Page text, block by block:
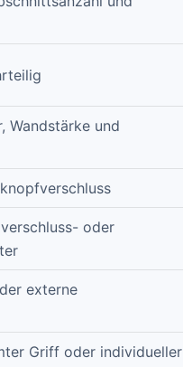
Wandstärke und
oder
externe
Griff oder individueller